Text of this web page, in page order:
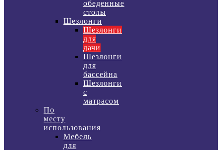
обеденные
столы
Шезлонги
Шезлонги
для
дачи
Шезлонги
для
бассейна
Шезлонги
с
матрасом
По
месту
использования
Мебель
для